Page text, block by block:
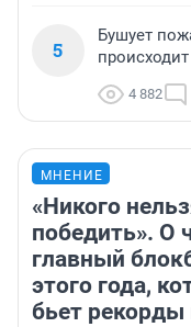
5
Бушует
4 882
МНЕНИЕ
«Никого
победить». О
главный
этого года,
бьет рекорды